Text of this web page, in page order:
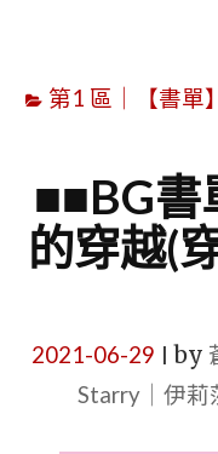
第1 區｜【書單
■■BG書
的穿越(
2021-06-29 by
Starry｜伊莉